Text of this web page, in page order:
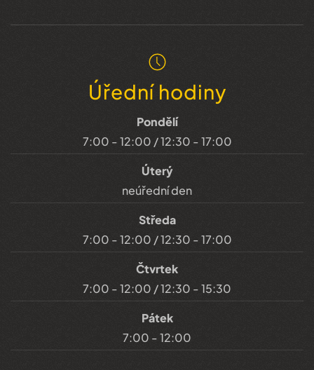
Úřední hodiny
Pondělí
7:00 - 12:00 / 12:30 - 17:00
Úterý
neúřední den
Středa
7:00 - 12:00 / 12:30 - 17:00
Čtvrtek
7:00 - 12:00 / 12:30 - 15:30
Pátek
7:00 - 12:00